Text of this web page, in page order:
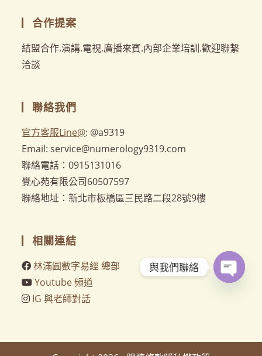
合作提案
結盟合作.演講.電視.廣播來賓.內部企業培訓.歡迎聯繫
洽談
聯絡我們
官方客服Line@: @a9319
Email: service@numerology9319.com
聯絡電話：0915131016
覺心苑有限公司60507597
聯絡地址：新北市板橋區三民路二段28號9樓
相關連結
林滿圓數字易經 總部
Youtube 頻道
IG 與老師對話
與我們聯絡